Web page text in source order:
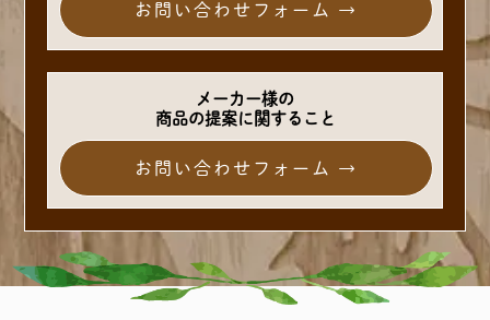
お問い合わせフォーム →
メーカー様の
商品の提案に関すること
お問い合わせフォーム →